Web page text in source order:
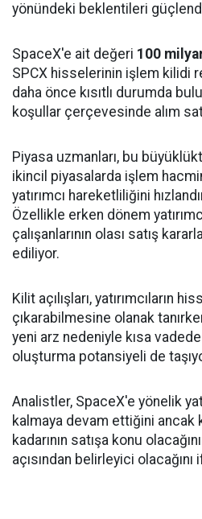
yönündeki beklentileri
SpaceX'e ait değeri 100
SPCX hisselerinin işlem kilidi
daha önce kısıtlı durumda
koşullar çerçevesinde alım
Piyasa uzmanları, bu
ikincil piyasalarda işlem
yatırımcı hareketliliğini
Özellikle erken dönem
çalışanlarının olası satış
ediliyor.
Kilit açılışları, yatırımcıların
çıkarabilmesine olanak
yeni arz nedeniyle kısa
oluşturma potansiyeli de
Analistler, SpaceX'e yönelik
kalmaya devam ettiğini ancak
kadarının satışa konu
açısından belirleyici olacağını